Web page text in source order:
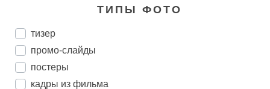
ТИПЫ ФОТО
тизер
промо-слайды
постеры
кадры из фильма